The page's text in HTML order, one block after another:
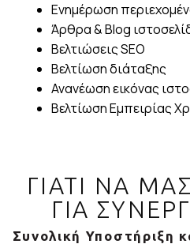
Ενημέρωση
Άρθρα & Blog
Βελτιώσεις SEO
Βελτίωση διάταξης
Ανανέωση εικόνας
Βελτίωση Εμπειρίας
ΓΙΑΤΙ ΝΑ
ΓΙΑ
Συνολική Υποστήριξη